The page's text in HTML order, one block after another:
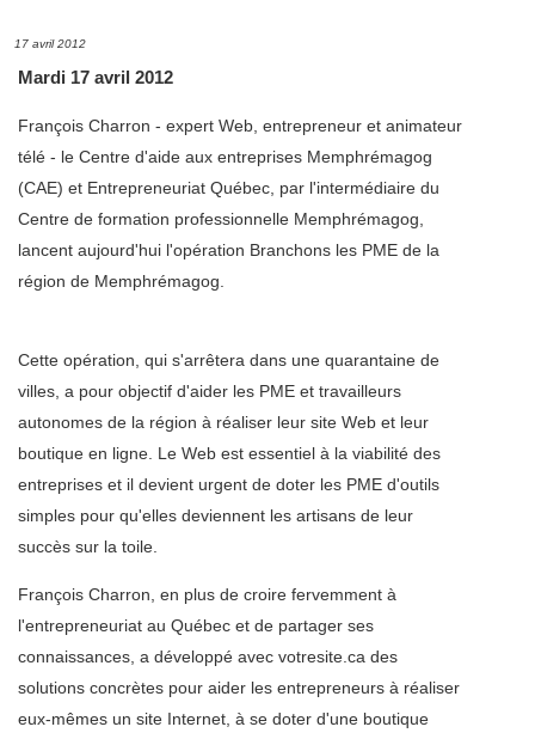
17 avril 2012
Mardi 17 avril 2012
François Charron - expert Web, entrepreneur et animateur
télé - le Centre d'aide aux entreprises Memphrémagog
(CAE) et Entrepreneuriat Québec, par l'intermédiaire du
Centre de formation professionnelle Memphrémagog,
lancent aujourd'hui l'opération Branchons les PME de la
région de Memphrémagog.
Cette opération, qui s'arrêtera dans une quarantaine de
villes, a pour objectif d'aider les PME et travailleurs
autonomes de la région à réaliser leur site Web et leur
boutique en ligne. Le Web est essentiel à la viabilité des
entreprises et il devient urgent de doter les PME d'outils
simples pour qu'elles deviennent les artisans de leur
succès sur la toile.
François Charron, en plus de croire fervemment à
l'entrepreneuriat au Québec et de partager ses
connaissances, a développé avec votresite.ca des
solutions concrètes pour aider les entrepreneurs à réaliser
eux-mêmes un site Internet, à se doter d'une boutique